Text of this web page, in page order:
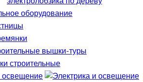
оборудование
вышки-туры
строительные